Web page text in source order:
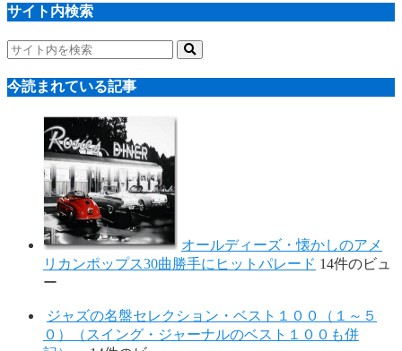
サイト内検索
今読まれている記事
オールディーズ・懐かしのアメ
リカンポップス30曲勝手にヒットパレード 14件のビュ
ー
ジャズの名盤セレクション・ベスト１００（１～５
０）（スイング・ジャーナルのベスト１００も併